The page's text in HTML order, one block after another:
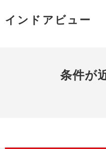
インドアビュー
条件が